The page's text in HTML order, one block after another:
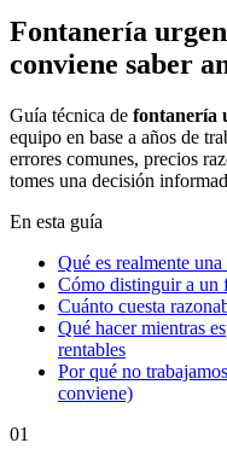
Fontanería
conviene saber
Guía técnica de fontanería
equipo en base a años de
errores comunes, precios
tomes una decisión
En esta guía
Qué es realmente
Cómo distinguir a un
Cuánto cuesta
Qué hacer mientras
rentables
Por qué no
conviene)
01